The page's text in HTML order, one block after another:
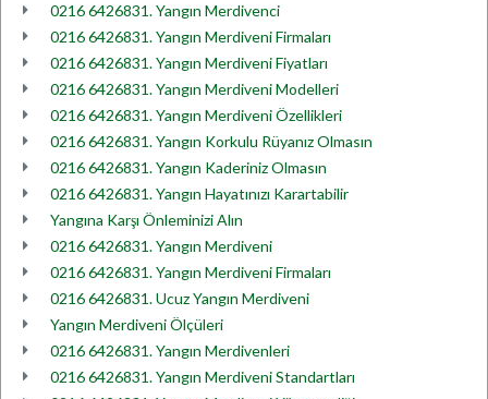
0216 6426831. Yangın Merdivenci
0216 6426831. Yangın Merdiveni Firmaları
0216 6426831. Yangın Merdiveni Fiyatları
0216 6426831. Yangın Merdiveni Modelleri
0216 6426831. Yangın Merdiveni Özellikleri
0216 6426831. Yangın Korkulu Rüyanız Olmasın
0216 6426831. Yangın Kaderiniz Olmasın
0216 6426831. Yangın Hayatınızı Karartabilir
Yangına Karşı Önleminizi Alın
0216 6426831. Yangın Merdiveni
0216 6426831. Yangın Merdiveni Firmaları
0216 6426831. Ucuz Yangın Merdiveni
Yangın Merdiveni Ölçüleri
0216 6426831. Yangın Merdivenleri
0216 6426831. Yangın Merdiveni Standartları